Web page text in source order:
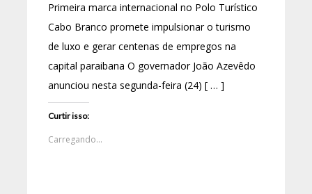
Primeira marca internacional no Polo Turístico
Cabo Branco promete impulsionar o turismo
de luxo e gerar centenas de empregos na
capital paraibana O governador João Azevêdo
anunciou nesta segunda-feira (24) [ … ]
Curtir isso:
Carregando...